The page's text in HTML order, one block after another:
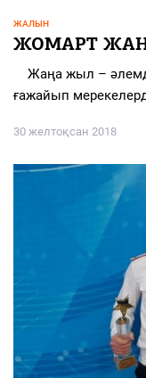
ЖАЛЫН
ЖОМАРТ
Жаңа жыл –
ғажайып
30 желтоқсан 2018